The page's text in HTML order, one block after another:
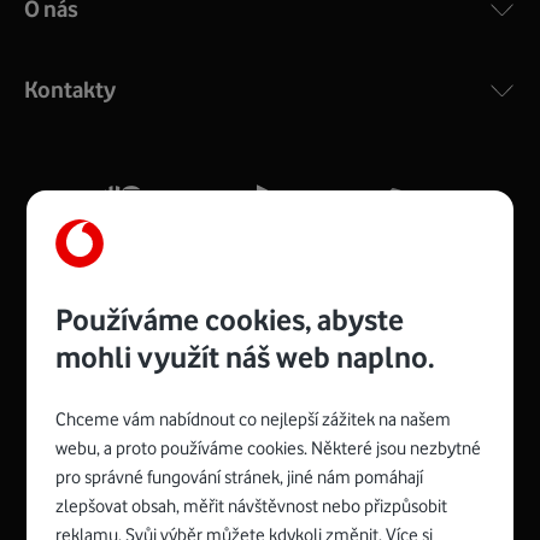
COMPAL CH7465VF
silný signál pro celou domácnost. Kompaktní rozměry 21
Více o COMPAL CH7465VF
Zyxel VMG8623-T50B:
Rozměry modemu jsou 16 x 22 x 7,5 cm (včetně stojánku)
Spojte se s Vodafonem
O nás
Kontakty
Používáme cookies, abyste
mohli využít náš web naplno.
Chceme vám nabídnout co nejlepší zážitek na našem
webu, a proto používáme cookies. Některé jsou nezbytné
pro správné fungování stránek, jiné nám pomáhají
zlepšovat obsah, měřit návštěvnost nebo přizpůsobit
reklamu. Svůj výběr můžete kdykoli změnit. Více si